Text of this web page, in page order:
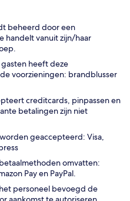
beheerd door een
handelt vanuit zijn/haar
heeft deze
voorzieningen: brandblusser
creditcards, pinpassen en
betalingen zijn niet
geaccepteerd: Visa,
omvatten:
Pay en PayPal.
personeel bevoegd de